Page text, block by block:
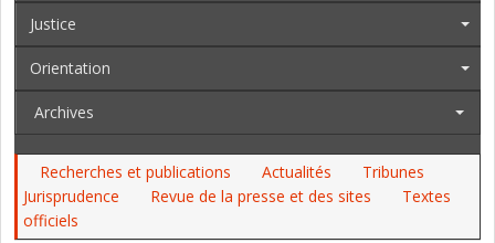
Justice
Orientation
Archives
Recherches et publications Actualités
Tribunes
Jurisprudence
Revue de la presse et des sites
Textes
officiels